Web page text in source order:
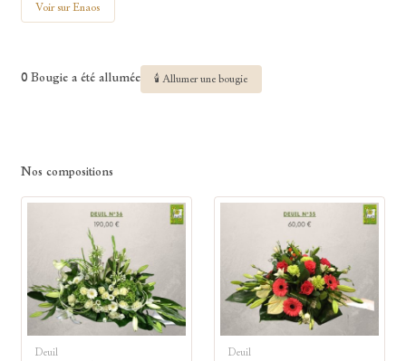
Voir sur Enaos
0 Bougie a été allumée 🕯 Allumer une bougie
Nos compositions
Deuil Deuil